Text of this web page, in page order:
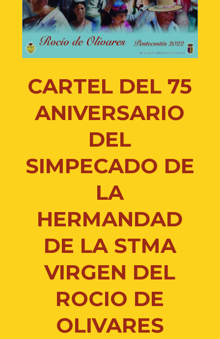
CARTEL DEL 75
ANIVERSARIO
DEL
SIMPECADO DE
LA
HERMANDAD
DE LA STMA
VIRGEN DEL
ROCIO DE
OLIVARES